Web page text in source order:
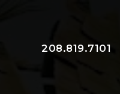
208.819.7101